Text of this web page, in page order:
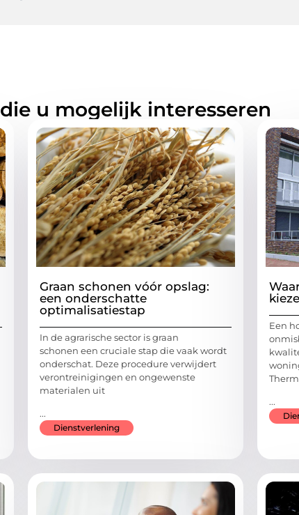
die u mogelijk interesseren
Graan schonen vóór opslag:
een onderschatte
optimalisatiestap
In de agrarische sector is graan
schonen een cruciale stap die vaak wordt
onderschat. Deze procedure verwijdert
verontreinigingen en ongewenste
materialen uit
...
Dienstverlening
Een
...